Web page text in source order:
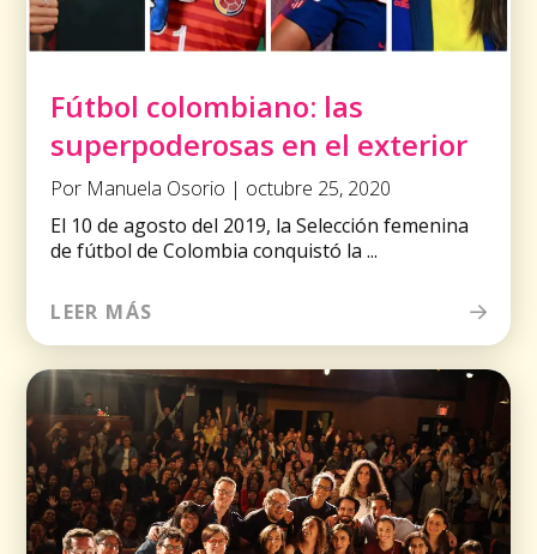
Fútbol colombiano: las
superpoderosas en el exterior
Por Manuela Osorio | octubre 25, 2020
El 10 de agosto del 2019, la Selección femenina
de fútbol de Colombia conquistó la ...
LEER MÁS